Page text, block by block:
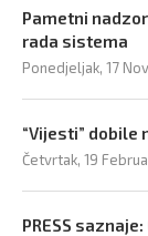
Pametni
rada sistema
Ponedjeljak, 17
“Vijesti” dobile
Četvrtak, 19
PRESS